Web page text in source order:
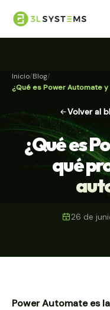
Inicio Blog
¿Qué es Power Automate
Volver al
¿Qué es
qué
26 de
Contenido
Power Automate es